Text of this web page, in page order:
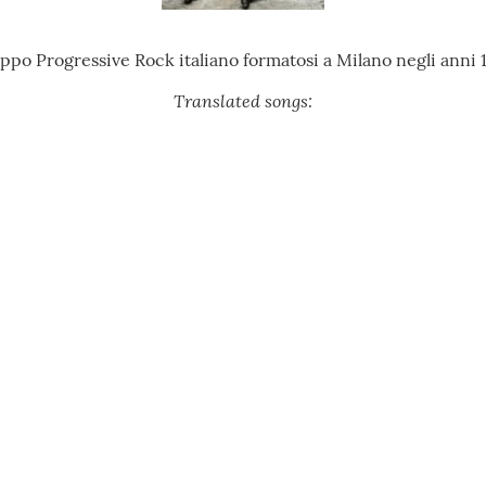
Progressive Rock italiano formatosi a Milano negli anni
Translated songs: